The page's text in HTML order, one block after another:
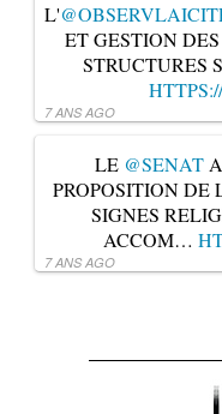
L'
ET GESTION
STRUCTURES
7 ANS AGO
LE @SENATA
PROPOSITION DE
SIGNES
ACCOM…
7 ANS AGO